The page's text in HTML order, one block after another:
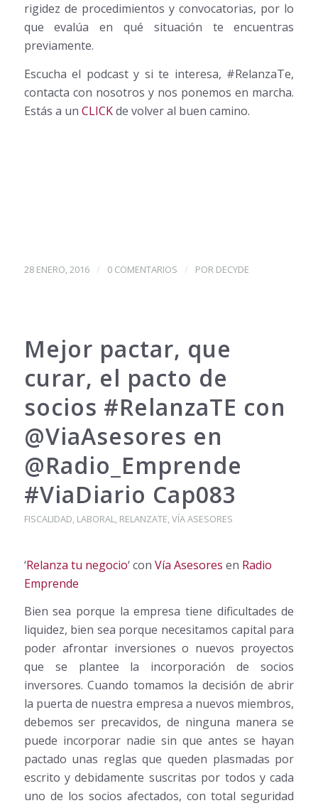
rigidez de procedimientos y convocatorias, por lo
que evalúa en qué situación te encuentras
previamente.
Escucha el podcast y si te interesa, #RelanzaTe,
contacta con nosotros y nos ponemos en marcha.
Estás a un CLICKde volver al buen camino.
28 ENERO, 2016 / 0 COMENTARIOS / POR DECYDE
Mejor pactar, que
curar, el pacto de
socios ‪#‎RelanzaTE‬ con
@ViaAsesores en
@Radio_Emprende
#ViaDiario Cap083
FISCALIDAD, LABORAL, RELANZATE,VÍA ASESORES
‘Relanza tu negocio‘ con Vía Asesores en Radio
Emprende
Bien sea porque la empresa tiene dificultades de
liquidez, bien sea porque necesitamos capital para
poder afrontar inversiones o nuevos proyectos
que se plantee la incorporación de socios
inversores. Cuando tomamos la decisión de abrir
la puerta de nuestra empresa a nuevos miembros,
debemos ser precavidos, de ninguna manera se
puede incorporar nadie sin que antes se hayan
pactado unas reglas que queden plasmadas por
escrito y debidamente suscritas por todos y cada
uno de los socios afectados, con total seguridad